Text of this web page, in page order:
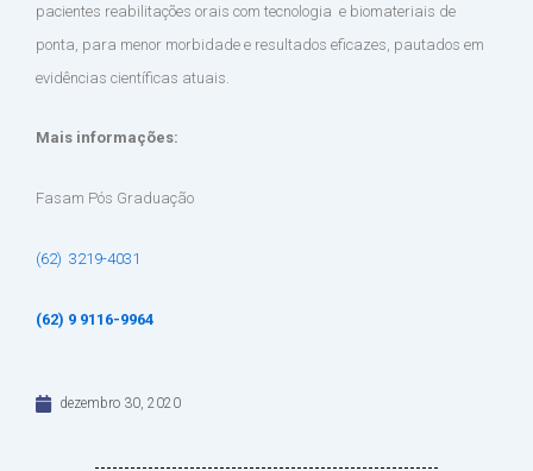
pacientes reabilitações orais com tecnologia e biomateriais de
ponta, para menor morbidade e resultados eficazes, pautados em
evidências científicas atuais.
Mais informações:
Fasam Pós Graduação
(62) 3219-4031
(62) 9 9116-9964
dezembro 30, 2020